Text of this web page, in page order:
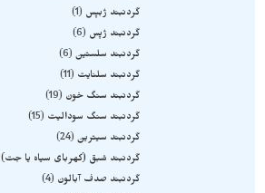
گردنبند ژبپس
1
گردنبند ژپس
6
گردنبند سلستین 6
گردنبند سلنایت
11
گردنبند سنگ خون
19
گردنبند سنگ سودالیت
15
گردنبند سیترین 24
گردنبند شبق (کهربای سیاه یا جت)
گردنبند صدف آبالون
4